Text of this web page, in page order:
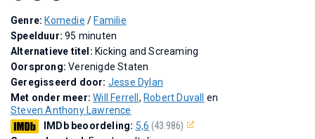
Genre: Komedie / Familie
Speelduur:95 minuten
Alternatieve titel: Kicking and Screaming
Oorsprong:Verenigde Staten
Geregisseerd door: Jesse Dylan
Met onder meer:Will Ferrell , Robert Duvall
en
Steven Anthony Lawrence
IMDb beoordeling: 5,6 (43.986)